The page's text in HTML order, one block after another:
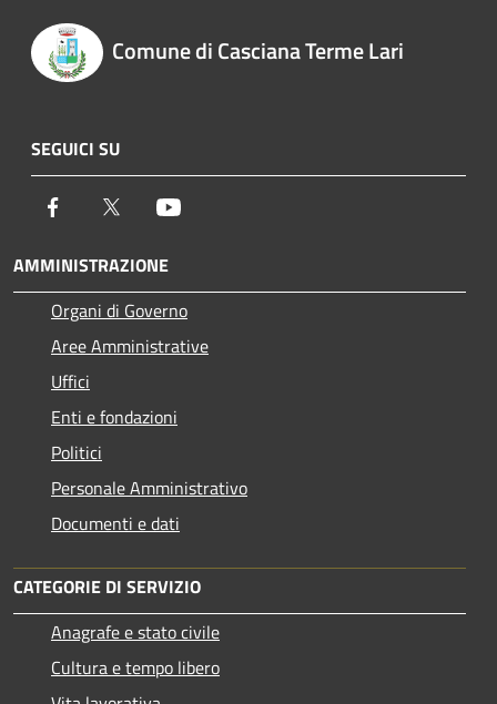
Comune di Casciana Terme Lari
SEGUICI SU
Facebook Twitter
AMMINISTRAZIONE
Organi di Governo
Aree Amministrative
Uffici
Enti e fondazioni
Politici
Personale Amministrativo
Documenti e dati
CATEGORIE DI SERVIZIO
Anagrafe e stato civile
Cultura e tempo libero